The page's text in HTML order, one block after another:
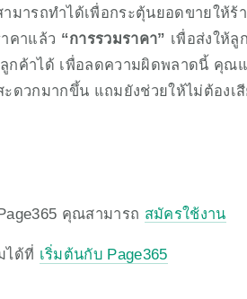
มารถทำได้เพื่อกระตุ้นยอดขายให้ร้
คาแล้ว “การรวมราคา” เพื่อส่งให้
ลูกค้าได้ เพื่อลดความผิดพลาดนี้ คุณ
ดวกมากขึ้น แถมยังช่วยให้ไม่ต้องเ
คุณสามารถ สมัครใช้งาน
ได้ที่ เริ่มต้นกับ Page365